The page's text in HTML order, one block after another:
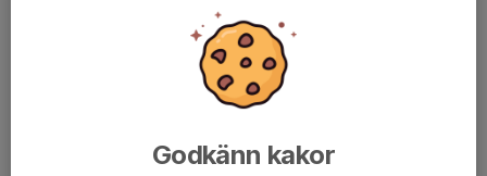
Godkänn kakor